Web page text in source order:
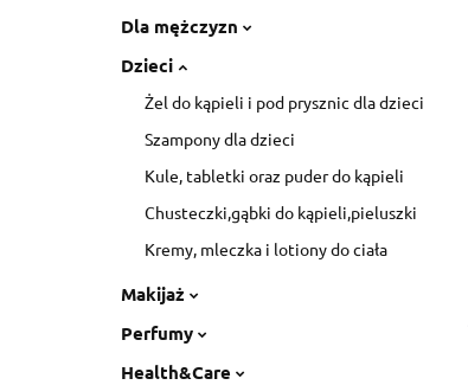
Dla mężczyzn
Dzieci
Żel do kąpieli i pod prysznic dla dzieci
Szampony dla dzieci
Kule, tabletki oraz puder do kąpieli
Chusteczki,gąbki do kąpieli,pieluszki
Kremy, mleczka i lotiony do ciała
Makijaż
Perfumy
Health&Care